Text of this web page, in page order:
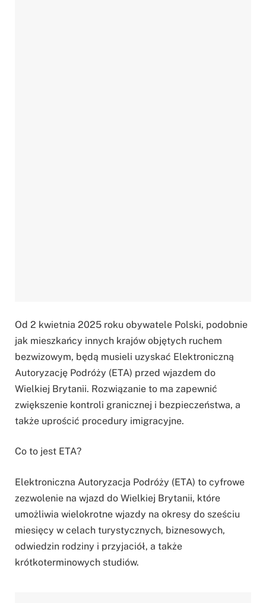
Od 2 kwietnia 2025 roku obywatele Polski, podobnie
jak mieszkańcy innych krajów objętych ruchem
bezwizowym, będą musieli uzyskać Elektroniczną
Autoryzację Podróży (ETA) przed wjazdem do
Wielkiej Brytanii. Rozwiązanie to ma zapewnić
zwiększenie kontroli granicznej i bezpieczeństwa, a
także uprościć procedury imigracyjne.
Co to jest ETA?
Elektroniczna Autoryzacja Podróży (ETA) to cyfrowe
zezwolenie na wjazd do Wielkiej Brytanii, które
umożliwia wielokrotne wjazdy na okresy do sześciu
miesięcy w celach turystycznych, biznesowych,
odwiedzin rodziny i przyjaciół, a także
krótkoterminowych studiów.